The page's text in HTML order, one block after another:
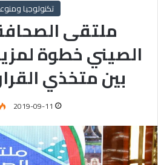
تكنولوجيا
ملتقى
الصيني خطوة
بين متخذي
2019-09-11